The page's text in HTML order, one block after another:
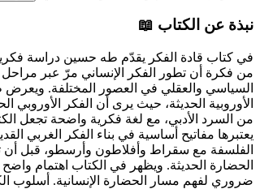
نبذة عن الكتاب 📖
في كتاب قادة الفكر يقدّم طه حسين دراسة فكرية
من فكرة أن تطور الفكر الإنساني مرّ عبر
السياسي والعقلي في العصور المختلفة. ويعرض
الأوروبية الحديثة، حيث يرى أن الفكر
من السرد الأدبي، مع لغة فكرية واضحة تجعل
يعتبرها مفاتيح أساسية في بناء الفكر الغربي
الفلسفة مع سقراط وأفلاطون وأرسطو، قبل
الحضارة الحديثة. ويظهر في الكتاب اهتمام واضح
ضروري لفهم مسار الحضارة الإنسانية. أسلوب